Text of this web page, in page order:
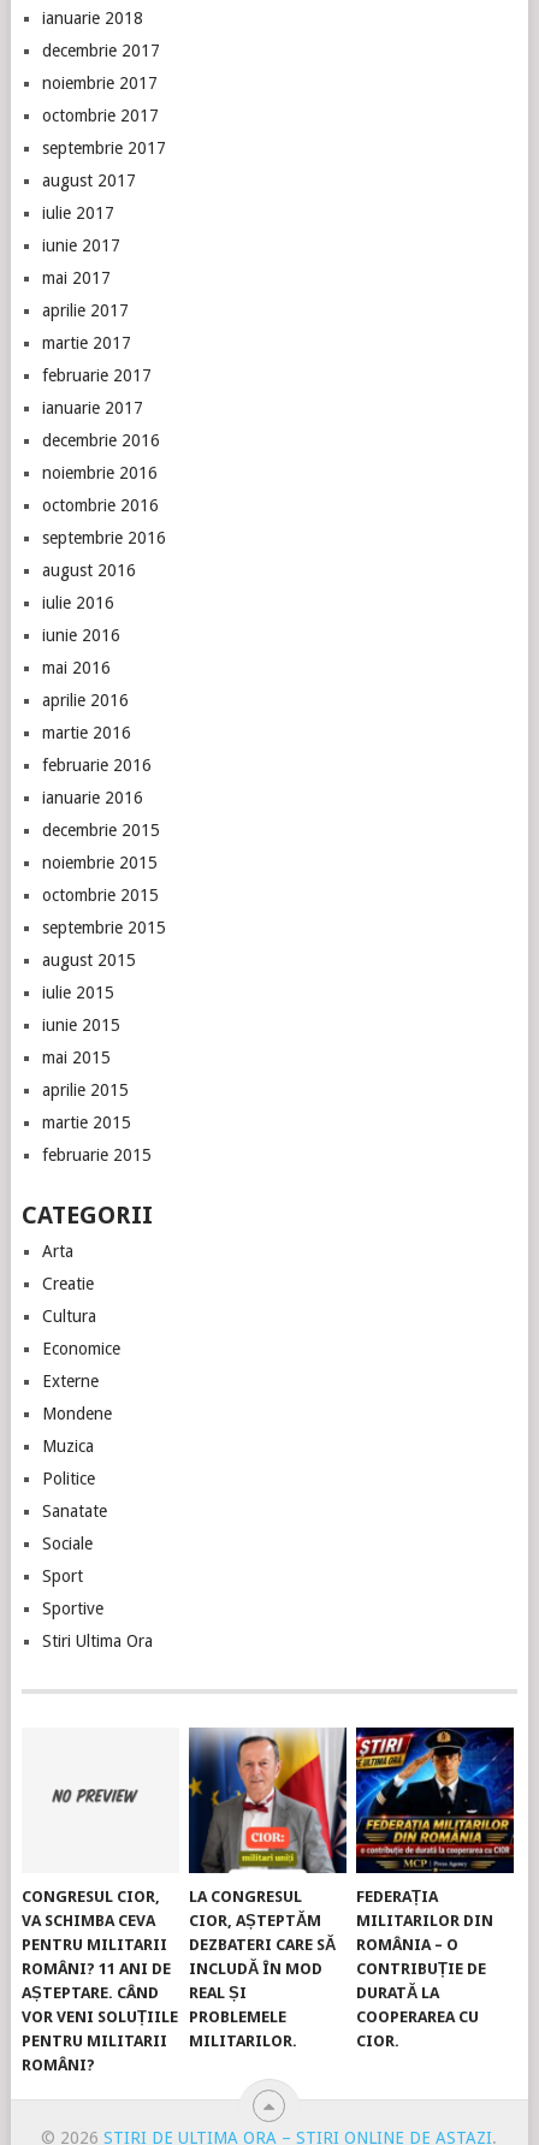
ianuarie 2018
decembrie 2017
noiembrie 2017
octombrie 2017
septembrie 2017
august 2017
iulie 2017
iunie 2017
mai 2017
aprilie 2017
martie 2017
februarie 2017
ianuarie 2017
decembrie 2016
noiembrie 2016
octombrie 2016
septembrie 2016
august 2016
iulie 2016
iunie 2016
mai 2016
aprilie 2016
martie 2016
februarie 2016
ianuarie 2016
decembrie 2015
noiembrie 2015
octombrie 2015
septembrie 2015
august 2015
iulie 2015
iunie 2015
mai 2015
aprilie 2015
martie 2015
februarie 2015
CATEGORII
Arta
Creatie
Cultura
Economice
Externe
Mondene
Muzica
Politice
Sanatate
Sociale
Sport
Sportive
Stiri Ultima Ora
CONGRESUL CIOR,
VA SCHIMBA CEVA
PENTRU MILITARII
ROMÂNI? 11 ANI DE
AȘTEPTARE. CÂND
VOR VENI SOLUȚIILE
PENTRU MILITARII
ROMÂNI?
LA CONGRESUL
CIOR, AȘTEPTĂM
DEZBATERI CARE SĂ
INCLUDĂ ÎN MOD
REAL ȘI
PROBLEMELE
MILITARILOR.
FEDERAȚIA
MILITARILOR DIN
ROMÂNIA – O
CONTRIBUȚIE DE
DURATĂ LA
COOPERAREA CU
CIOR.
© 2026STIRI DE ULTIMA ORA – STIRI ONLINE DE ASTAZI.